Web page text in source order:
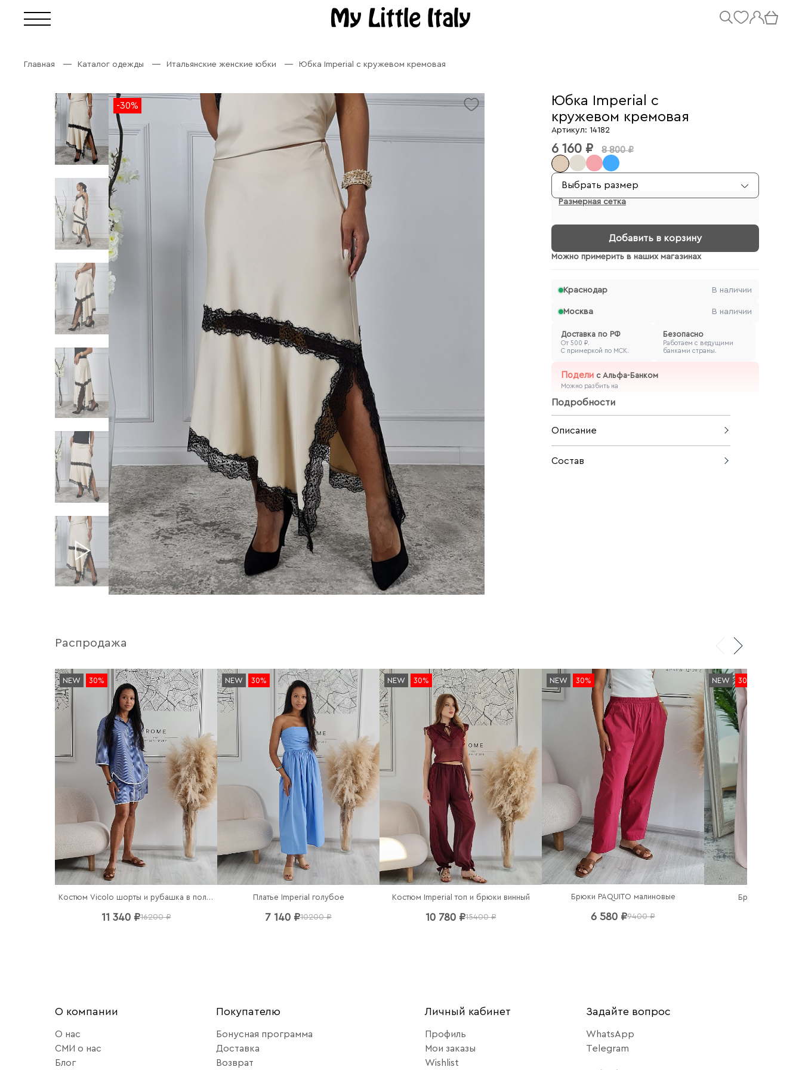
Главная Каталог одежды Итальянские женские юбки Юбка Imperial с кружевом кремовая
-30%
Юбка Imperial с
кружевом кремовая
Артикул: 14182
6 160 ₽ 8 800 ₽
Выбрать размер
Размерная сетка
Добавить в корзину
Можно примерить в наших магазинах
Краснодар В наличии
Москва В наличии
Доставка по РФ
От 500 ₽.
С примеркой по МСК.
Безопасно
Работаем с ведущими
банками страны.
Подели с Альфа-Банком
Можно разбить на
Подробности
Описание
Юбка с контрастным кружевом
Состав
Распродажа
NEW 30%
Костюм Vicolo шорты и рубашка в полоску
11 340 ₽16200 ₽
NEW 30%
Платье Imperial голубое
7 140 ₽10200 ₽
NEW 30%
Костюм Imperial топ и брюки винный
10 780 ₽15400 ₽
NEW 30%
Брюки PAQUITO малиновые
6 580 ₽9400 ₽
NEW 30%
Брюки Imperial
О компании
О нас
СМИ о нас
Блог
Покупателю
Бонусная программа
Доставка
Возврат
Личный кабинет
Профиль
Мои заказы
Wishlist
Задайте вопрос
WhatsApp
Telegram